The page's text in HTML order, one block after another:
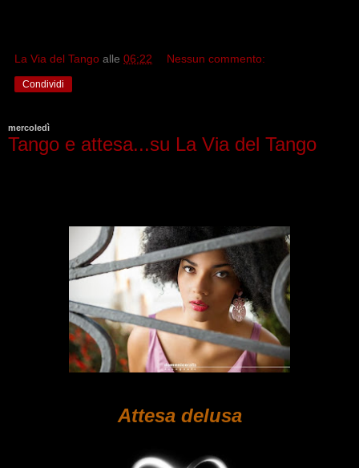
La Via del Tango alle 06:22 Nessun commento:
Condividi
mercoledì
Tango e attesa...su La Via del Tango
Attesa delusa